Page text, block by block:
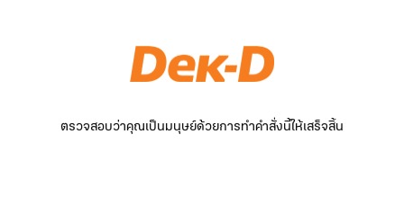
ตรวจสอบว่าคุณเป็นมนุษย์ด้วยการทำคำสั่งนี้ให้เสร็จสิ้น